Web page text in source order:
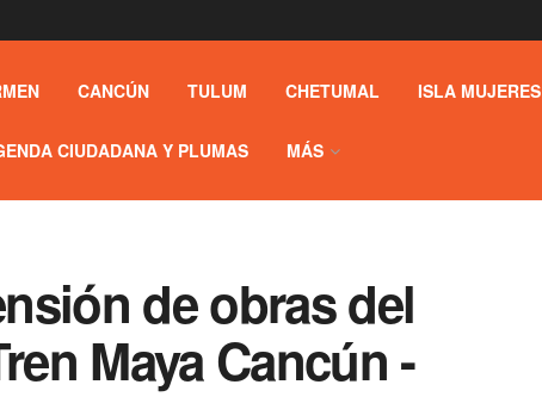
CANCÚN TULUM CHETUMAL ISLA MUJERES
CIUDADANA Y PLUMAS MÁS
de obras del
Maya Cancún -